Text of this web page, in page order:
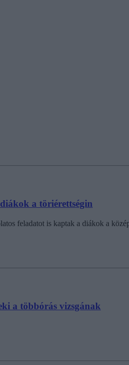
a töriérettségin
feladatot is kaptak a diákok a
a többórás vizsgának